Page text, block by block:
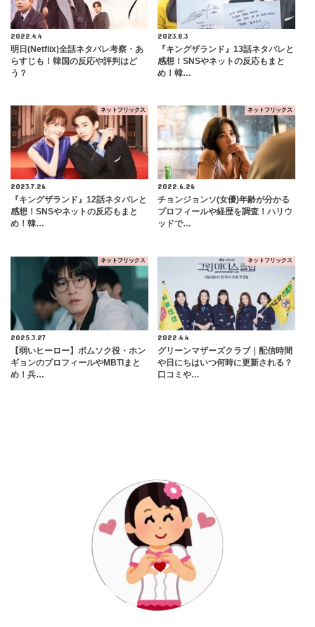
2022.4.4
明日(Netflix)全話ネタバレ考察・あ
らすじも！韓国の反応や評判はど
う？
2023.8.3
『キングザランド』13話ネタバレと
感想！SNSやネットの反応もまと
め！韓…
ネットフリックス
2023.7.26
『キングザランド』12話ネタバレと
感想！SNSやネットの反応もまと
め！韓…
ネットフリックス
2022.6.26
チョンジョンソ(女優)年齢が分かる
プロフィールや経歴を調査！ハリウ
ッドで…
ネットフリックス
2025.3.27
【弱いヒーロー】ボムソク役・ホン
ギョンのプロフィールやMBTIまと
め！兵…
ネットフリックス
2022.4.4
グリーンマザーズクラブ｜配信時間
や日にちはいつ何時に更新される？
口コミや…